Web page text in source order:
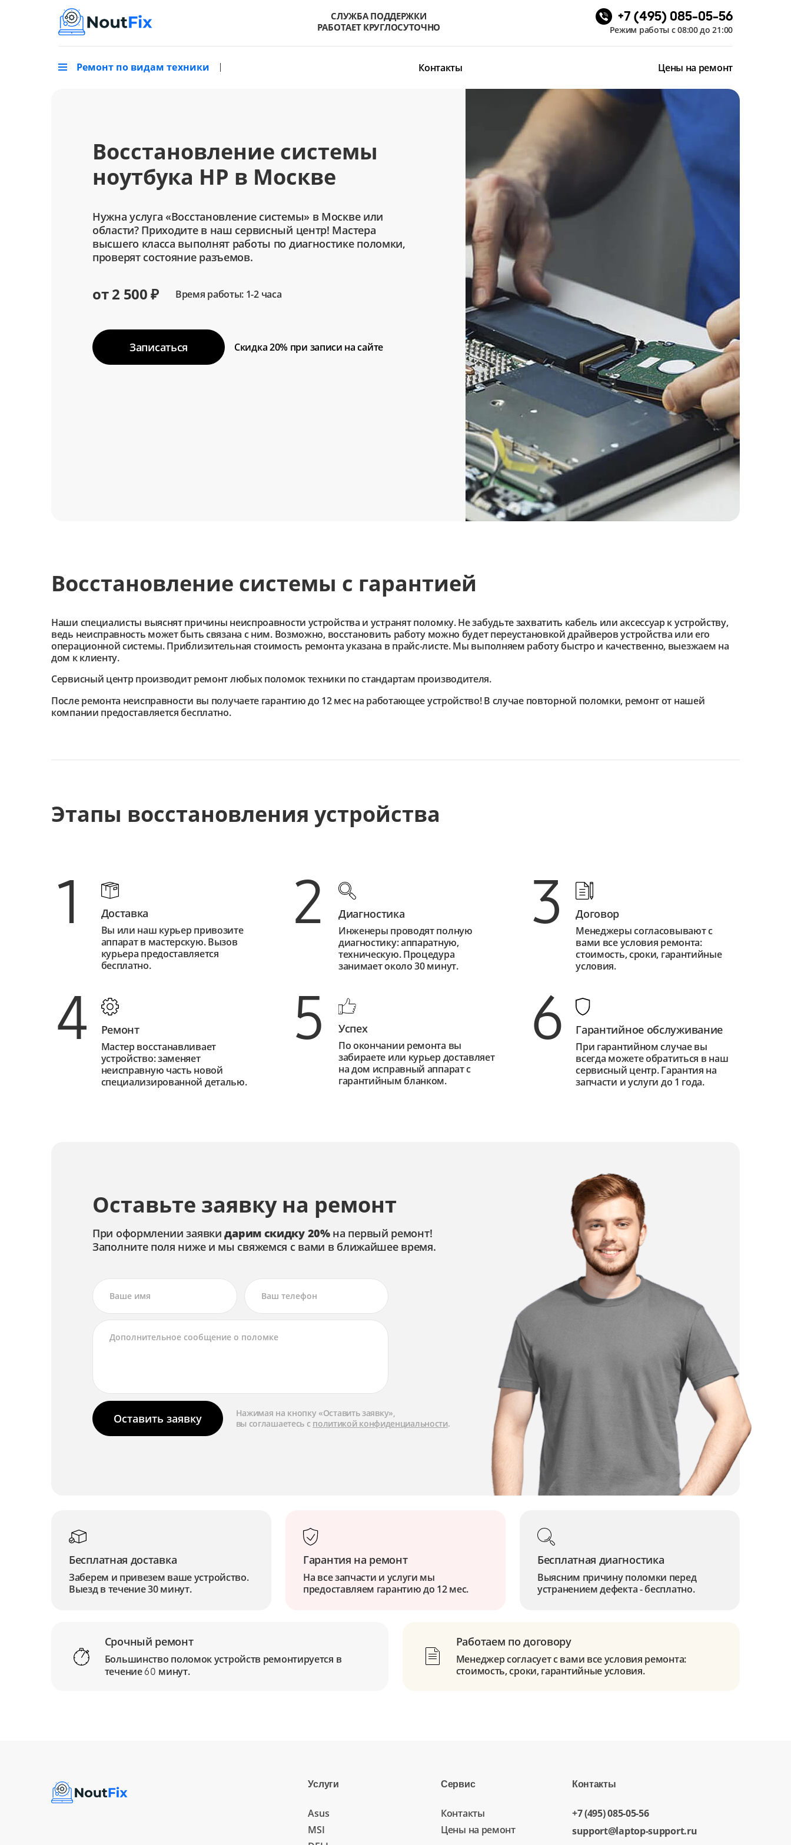
СЛУЖБА ПОДДЕРЖКИ
РАБОТАЕТ КРУГЛОСУТОЧНО
+7 (495) 085-05-56
Режим работы с 08:00 до 21:00
Ремонт по видам техники Контакты Цены на ремонт
Восстановление системы
ноутбука HP в Москве
Нужна услуга «Восстановление системы» в Москве или
области? Приходите в наш сервисный центр! Мастера
высшего класса выполнят работы по диагностике поломки,
проверят состояние разъемов.
от 2 500 ₽ Время работы: 1-2 часа
Записаться Скидка 20% при записи на сайте
Восстановление системы с гарантией
Наши специалисты выяснят причины неиспроавности устройства и устранят поломку. Не забудьте захватить кабель или аксессуар к устройству,
ведь неисправность может быть связана с ним. Возможно, восстановить работу можно будет переустановкой драйверов устройства или его
операционной системы. Приблизительная стоимость ремонта указана в прайс-листе. Мы выполняем работу быстро и качественно, выезжаем на
дом к клиенту.
Сервисный центрпроизводит ремонт любых поломок техники по стандартам производителя.
После ремонта неисправности вы получаете гарантию до 12 мес на работающее устройство! В случае повторной поломки, ремонт от нашей
компании предоставляется бесплатно.
Этапы восстановления устройства
1 Доставка
Вы или наш курьер привозите
аппарат в мастерскую. Вызов
курьера предоставляется
бесплатно.
2 Диагностика
Инженеры проводят полную
диагностику: аппаратную,
техническую. Процедура
занимает около 30 минут.
3 Договор
Менеджеры согласовывают с
вами все условия ремонта:
стоимость, сроки, гарантийные
условия.
4 Ремонт
Мастер восстанавливает
устройство: заменяет
неисправную часть новой
специализированной деталью.
5 Успех
По окончании ремонта вы
забираете или курьер доставляет
на дом исправный аппарат с
гарантийным бланком.
6 Гарантийное обслуживание
При гарантийном случае вы
всегда можете обратиться в наш
сервисный центр. Гарантия на
запчасти и услуги до 1 года.
Оставьте заявку на ремонт
При оформлении заявкидарим скидку 20%на первый ремонт!
Заполните поля ниже и мы свяжемся с вами в ближайшее время.
Оставить заявку
Нажимая на кнопку «Оставить заявку»,
вы соглашаетесь с политикой конфиденциальности.
Бесплатная доставка
Заберем и привезем ваше устройство.
Выезд в течение 30 минут.
Гарантия на ремонт
На все запчасти и услуги мы
предоставляем гарантию до 12 мес.
Бесплатная диагностика
Выясним причину поломки перед
устранением дефекта - бесплатно.
Срочный ремонт
Большинство поломок устройств ремонтируется в
течение 60 минут.
Работаем по договору
Менеджер согласует с вами все условия ремонта:
стоимость, сроки, гарантийные условия.
Услуги
Asus
MSI
Сервис
Контакты
Цены на ремонт
Контакты
+7 (495) 085-05-56
support@laptop-support.ru